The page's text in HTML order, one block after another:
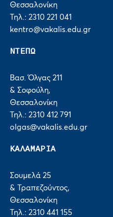
Θεσσαλονίκη
Τηλ.: 2310 221 041
kentro@vakalis.edu.gr
ΝΤΕΠΩ
Βασ. Όλγας 211
& Σοφούλη,
Θεσσαλονίκη
Τηλ.: 2310 412 791
olgas@vakalis.edu.gr
ΚΑΛΑΜΑΡΙΑ
Σουμελά 25
& Τραπεζούντος,
Θεσσαλονίκη
Τηλ.: 2310 441 155